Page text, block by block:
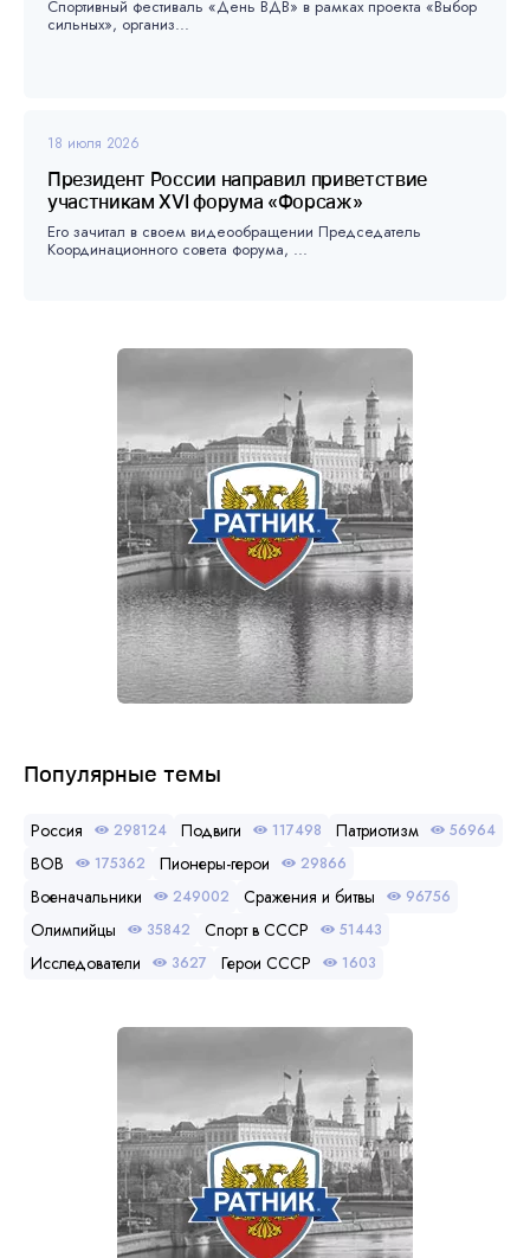
Спортивный фестиваль «День ВДВ» в рамках проекта «Выбор
сильных», организ...
18 июля 2026
Президент России направил приветствие
участникам XVI форума «Форсаж»
Его зачитал в своем видеообращении Председатель
Координационного совета форума, ...
Популярные темы
Россия 298124 Подвиги 117498 Патриотизм 56964
ВОВ 175362 Пионеры-герои 29866
Военачальники 249002 Сражения и битвы 96756
Олимпийцы 35842 Спорт в СССР 51443
Исследователи 3627 Герои СССР 1603